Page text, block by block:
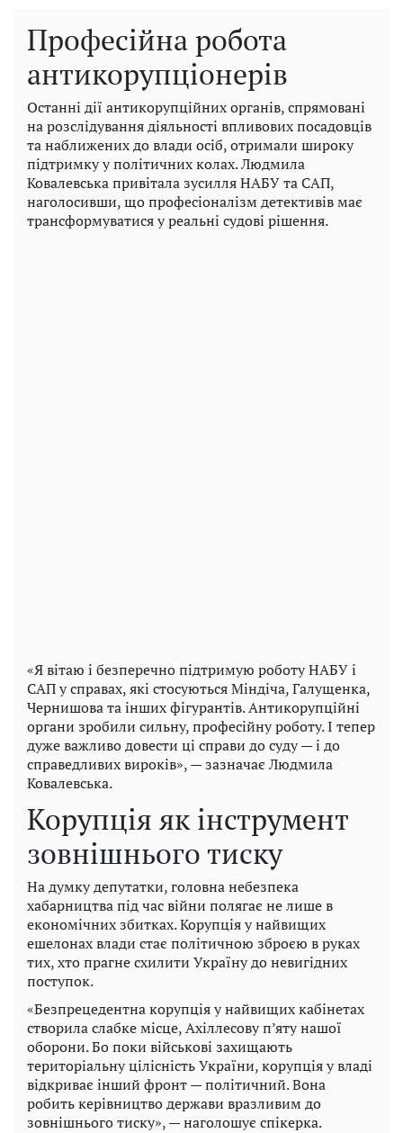
Професійна робота
антикорупціонерів
Останні дії антикорупційних органів, спрямовані
на розслідування діяльності впливових посадовців
та наближених до влади осіб, отримали широку
підтримку у політичних колах. Людмила
Ковалевська привітала зусилля НАБУ та САП,
наголосивши, що професіоналізм детективів має
трансформуватися у реальні судові рішення.
«Я вітаю і безперечно підтримую роботу НАБУ і
САП у справах, які стосуються Міндіча, Галущенка,
Чернишова та інших фігурантів. Антикорупційні
органи зробили сильну, професійну роботу. І тепер
дуже важливо довести ці справи до суду — і до
справедливих вироків», — зазначає Людмила
Ковалевська.
Корупція як інструмент
зовнішнього тиску
На думку депутатки, головна небезпека
хабарництва під час війни полягає не лише в
економічних збитках. Корупція у найвищих
ешелонах влади стає політичною зброєю в руках
тих, хто прагне схилити Україну до невигідних
поступок.
«Безпрецедентна корупція у найвищих кабінетах
створила слабке місце, Ахіллесову п’яту нашої
оборони. Бо поки військові захищають
територіальну цілісність України, корупція у владі
відкриває інший фронт — політичний. Вона
робить керівництво держави вразливим до
зовнішнього тиску», — наголошує спікерка.